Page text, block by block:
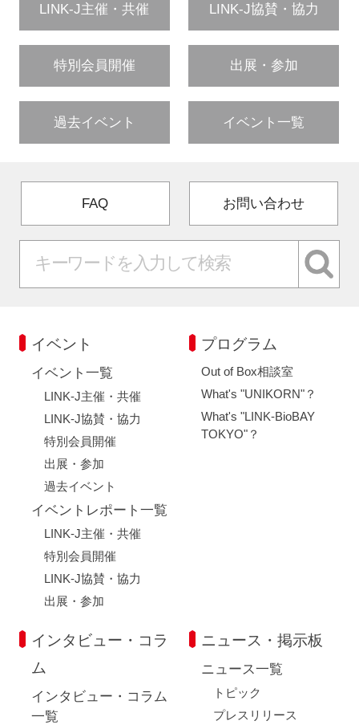
LINK-J主催・共催 LINK-J協賛・協力
特別会員開催 出展・参加
過去イベント イベント一覧
FAQ お問い合わせ
イベント
イベント一覧
LINK-J主催・共催
LINK-J協賛・協力
特別会員開催
出展・参加
過去イベント
イベントレポート一覧
LINK-J主催・共催
特別会員開催
LINK-J協賛・協力
出展・参加
プログラム
Out of Box相談室
What's "UNIKORN"？
What's "LINK-BioBAY
TOKYO"？
インタビュー・コラ
ム
インタビュー・コラム
一覧
ニュース・掲示板
ニュース一覧
トピック
プレスリリース